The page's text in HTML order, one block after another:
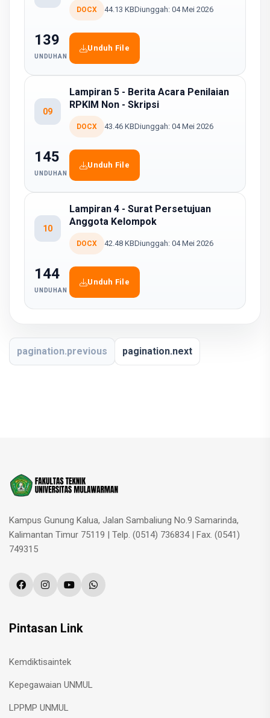
DOCX 44.13 KBDiunggah: 04 Mei 2026
139
UNDUHAN
Unduh File
09
Lampiran 5 - Berita Acara Penilaian
RPKIM Non - Skripsi
DOCX 43.46 KBDiunggah: 04 Mei 2026
145
UNDUHAN
Unduh File
10
Lampiran 4 - Surat Persetujuan
Anggota Kelompok
DOCX 42.48 KBDiunggah: 04 Mei 2026
144
UNDUHAN
Unduh File
pagination.previous pagination.next
Kampus Gunung Kalua, Jalan Sambaliung No.9 Samarinda,
Kalimantan Timur 75119 | Telp. (0514) 736834 | Fax. (0541)
749315
Pintasan Link
Kemdiktisaintek
Kepegawaian UNMUL
LPPMP UNMUL